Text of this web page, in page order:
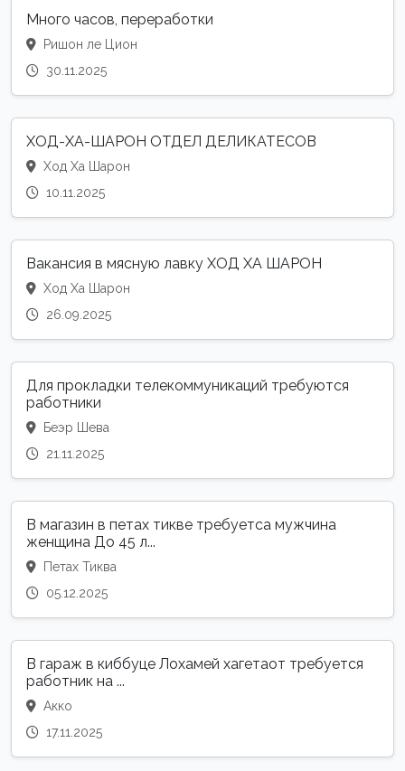
Много часов, переработки
Ришон ле Цион
30.11.2025
ХОД-ХА-ШАРОН ОТДЕЛ ДЕЛИКАТЕСОВ
Ход Ха Шарон
10.11.2025
Вакансия в мясную лавку ХОД ХА ШАРОН
Ход Ха Шарон
26.09.2025
Для прокладки телекоммуникаций требуются
работники
Беэр Шева
21.11.2025
В магазин в петах тикве требуетса мужчина
женщина До 45 л...
Петах Тиква
05.12.2025
В гараж в киббуце Лохамей хагетаот требуется
работник на ...
Акко
17.11.2025